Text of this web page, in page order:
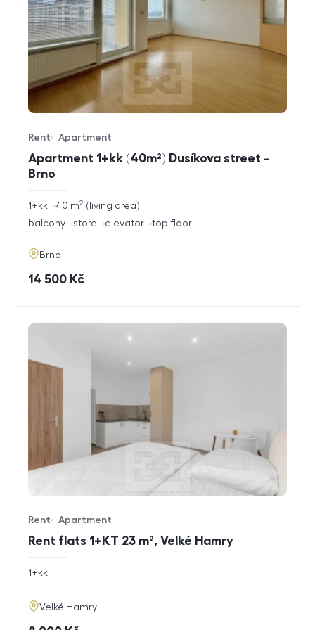
Apartment 1+kk (40m²) Dusíkova street -
Brno
Offer type
Rent
Property type
Apartment
rozměry
1+kk living area
40 m2
funkce
balcony store elevator top floor
adresa
Brno
cena
14 500 Kč
Rent flats 1+KT 23 m², Velké Hamry
Offer type
Rent
Property type
Apartment
rozměry
1+kk
adresa
Velké Hamry